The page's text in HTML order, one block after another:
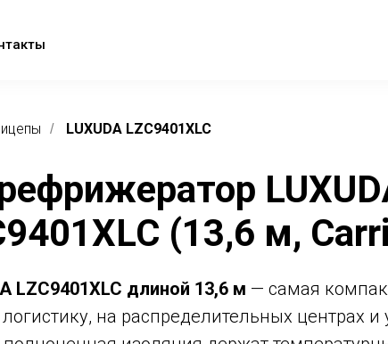
/ LUXUDA LZC9401XLC
(13,6 м,
LZC9401XLC длиной 13,6 м — самая
на распределительных центрах